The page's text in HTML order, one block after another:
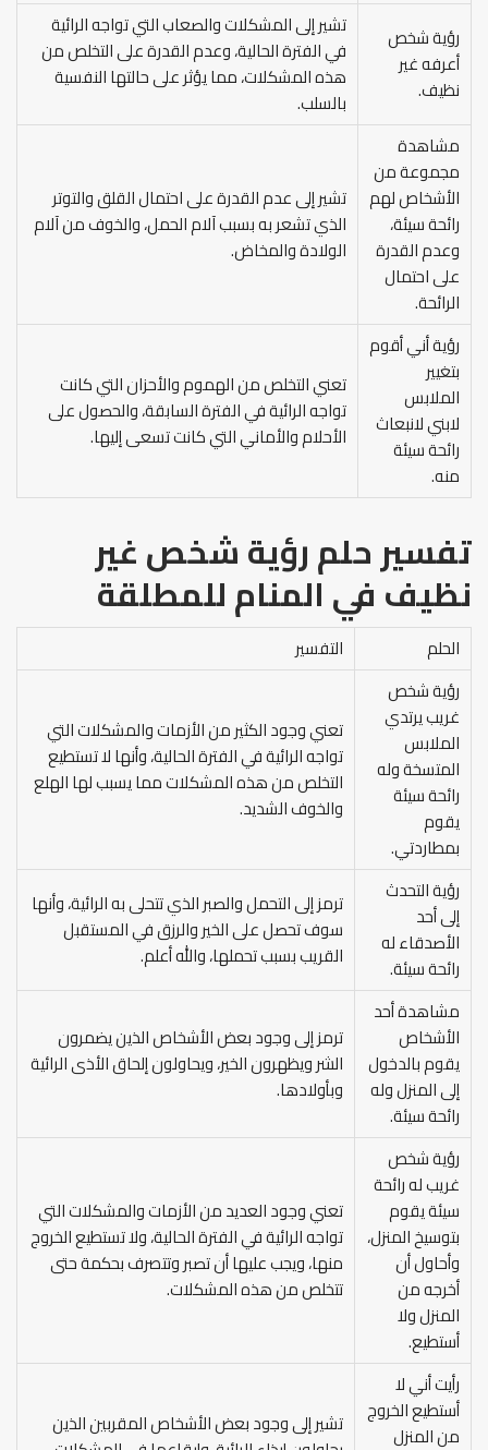
رؤية شخص
أعرفه غير
نظيف.
تشير إلى المشكلات والصعاب التي تواجه الرائية
في الفترة الحالية، وعدم القدرة على التخلص من
هذه المشكلات، مما يؤثر على حالتها النفسية
بالسلب.
مشاهدة
مجموعة من
الأشخاص لهم
رائحة سيئة،
وعدم القدرة
على احتمال
الرائحة.
تشير إلى عدم القدرة على احتمال القلق والتوتر
الذي تشعر به بسبب آلام الحمل، والخوف من آلام
الولادة والمخاض.
رؤية أني أقوم
بتغيير
الملابس
لابني لانبعاث
رائحة سيئة
منه.
تعني التخلص من الهموم والأحزان التي كانت
تواجه الرائية في الفترة السابقة، والحصول على
الأحلام والأماني التي كانت تسعى إليها.
تفسير حلم رؤية شخص غير
نظيف في المنامللمطلقة
الحلم
التفسير
رؤية شخص
غريب يرتدي
الملابس
المتسخة وله
رائحة سيئة
يقوم
بمطاردتي.
تعني وجود الكثير من الأزمات والمشكلات التي
تواجه الرائية في الفترة الحالية، وأنها لا تستطيع
التخلص من هذه المشكلات مما يسبب لها الهلع
والخوف الشديد.
رؤية التحدث
إلى أحد
الأصدقاء له
رائحة سيئة.
ترمز إلى التحمل والصبر الذي تتحلى به الرائية، وأنها
سوف تحصل على الخير والرزق في المستقبل
القريب بسبب تحملها، والله أعلم.
مشاهدة أحد
الأشخاص
يقوم بالدخول
إلى المنزل وله
رائحة سيئة.
ترمز إلى وجود بعض الأشخاص الذين يضمرون
الشر ويظهرون الخير، ويحاولون إلحاق الأذى الرائية
وبأولادها.
رؤية شخص
غريب له رائحة
سيئة يقوم
بتوسيخ المنزل،
وأحاول أن
أخرجه من
المنزل ولا
أستطيع.
تعني وجود العديد من الأزمات والمشكلات التي
تواجه الرائية في الفترة الحالية، ولا تستطيع الخروج
منها، ويجب عليها أن تصبر وتتصرف بحكمة حتى
تتخلص من هذه المشكلات.
رأيت أني لا
أستطيع الخروج
من المنزل
تشير إلى وجود بعض الأشخاص المقربين الذين